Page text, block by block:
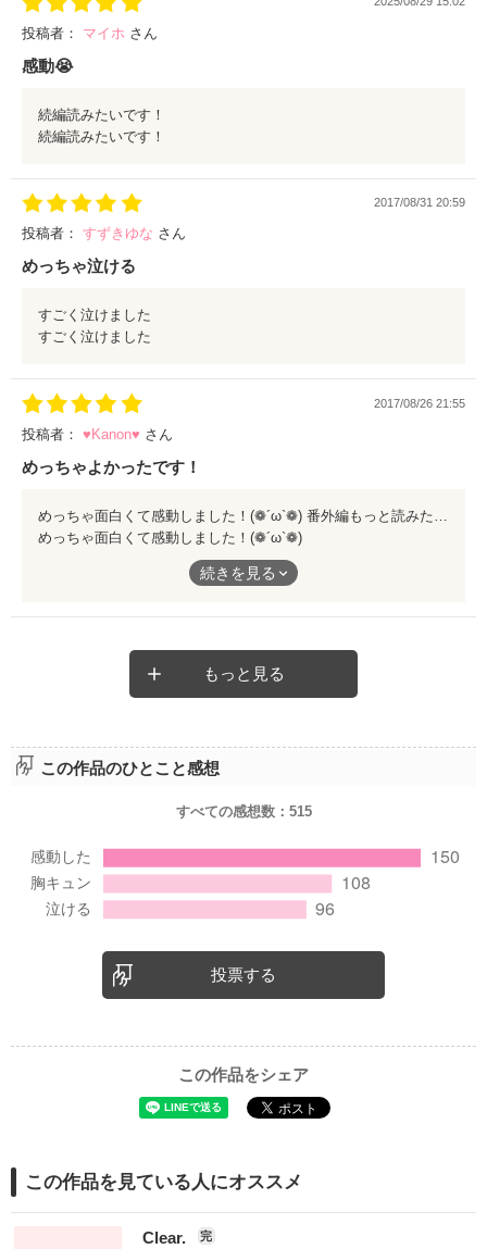
投稿者： マイホ さん
感動😭
続編読みたいです！
続編読みたいです！
2017/08/31 20:59
投稿者： すずきゆな さん
めっちゃ泣ける
すごく泣けました
すごく泣けました
2017/08/26 21:55
投稿者： ♥Kanon♥ さん
めっちゃよかったです！
めっちゃ面白くて感動しました！(❁´ω`❁) 番外編もっと読みたいです！
めっちゃ面白くて感動しました！(❁´ω`❁)
番外編もっと読みたいです！
続きを見る
もっと見る
この作品のひとこと感想
すべての感想数： 515
投票する
この作品をシェア
この作品を見ている人にオススメ
Clear. 完